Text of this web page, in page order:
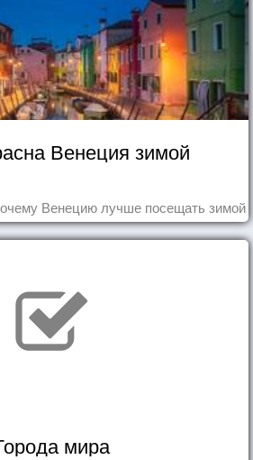
Венеция зимой
Венецию лучше посещать зимой
мира